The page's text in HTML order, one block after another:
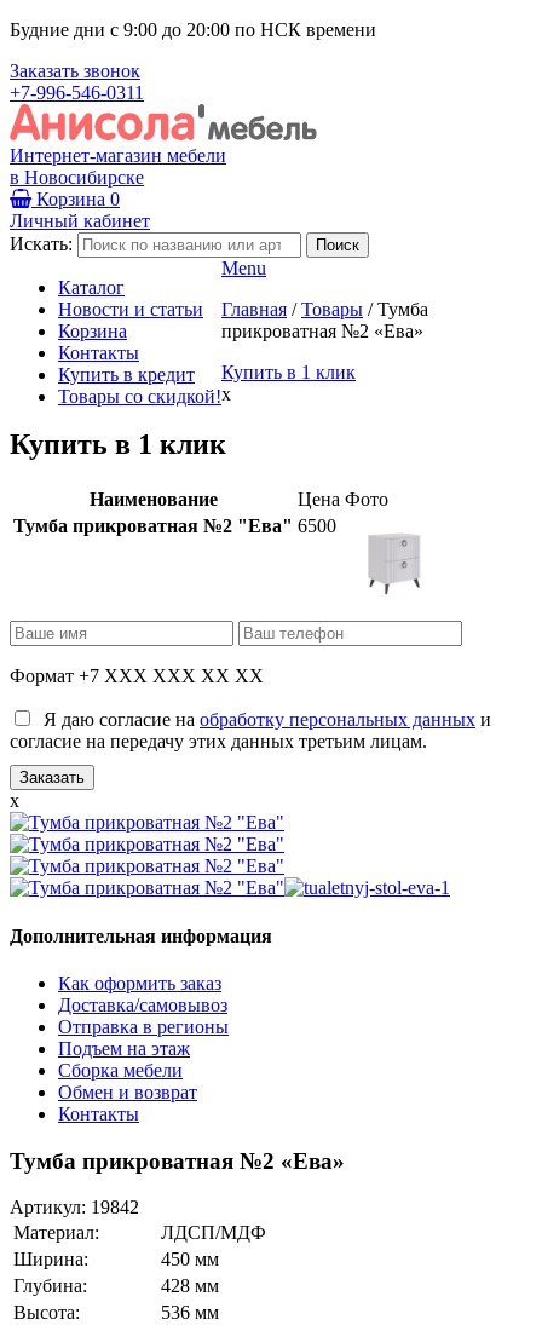
Будние дни с 9:00 до 20:00 по НСК времени
Заказать звонок
+7-996-546-0311
Интернет-магазин мебели
в Новосибирске
Корзина 0
Личный кабинет
Искать:
Каталог
Новости и статьи
Корзина
Контакты
Купить в кредит
Товары со скидкой!
Menu
Главная / Товары / Тумба
прикроватная №2 «Ева»
Купить в 1 клик
x
Купить в 1 клик
Наименование Цена Фото
Тумба прикроватная №2 "Ева" 6500
Формат +7 XXX XXX XX XX
Я даю согласие на обработку персональных данных и
согласие на передачу этих данных третьим лицам.
x
Дополнительная информация
Как оформить заказ
Доставка/самовывоз
Отправка в регионы
Подъем на этаж
Сборка мебели
Обмен и возврат
Контакты
Тумба прикроватная №2 «Ева»
Артикул: 19842
Материал:
ЛДСП/МДФ
Ширина:
450 мм
Глубина:
428 мм
Высота:
536 мм